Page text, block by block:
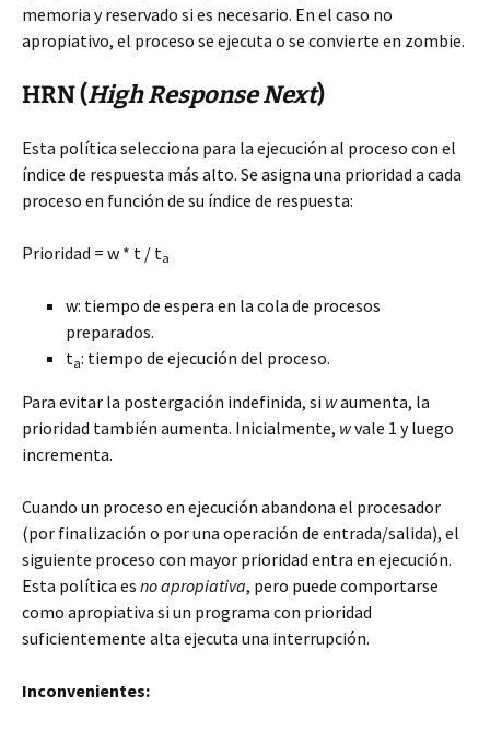
memoria y reservado si es necesario. En el caso no
apropiativo, el proceso se ejecuta o se convierte en zombie.
HRN (High Response Next)
Esta política selecciona para la ejecución al proceso con el
índice de respuesta más alto. Se asigna una prioridad a cada
proceso en función de su índice de respuesta:
Prioridad = w * t / ta
w: tiempo de espera en la cola de procesos
preparados.
ta: tiempo de ejecución del proceso.
Para evitar la postergación indefinida, si waumenta, la
prioridad también aumenta. Inicialmente, wvale 1 y luego
incrementa.
Cuando un proceso en ejecución abandona el procesador
(por finalización o por una operación de entrada/salida), el
siguiente proceso con mayor prioridad entra en ejecución.
Esta política es no apropiativa, pero puede comportarse
como apropiativa si un programa con prioridad
suficientemente alta ejecuta una interrupción.
Inconvenientes: